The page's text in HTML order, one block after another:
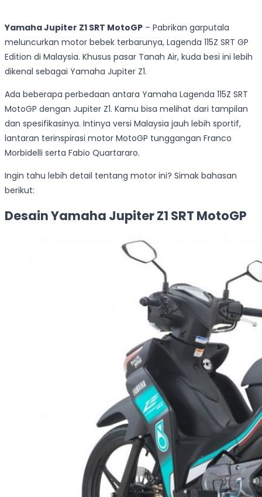
Yamaha Jupiter Z1 SRT MotoGP – Pabrikan garputala
meluncurkan motor bebek terbarunya, Lagenda 115Z SRT GP
Edition di Malaysia. Khusus pasar Tanah Air, kuda besi ini lebih
dikenal sebagai Yamaha Jupiter Z1.
Ada beberapa perbedaan antara Yamaha Lagenda 115Z SRT
MotoGP dengan Jupiter Z1. Kamu bisa melihat dari tampilan
dan spesifikasinya. Intinya versi Malaysia jauh lebih sportif,
lantaran terinspirasi motor MotoGP tunggangan Franco
Morbidelli serta Fabio Quartararo.
Ingin tahu lebih detail tentang motor ini? Simak bahasan
berikut:
Desain Yamaha Jupiter Z1 SRT MotoGP